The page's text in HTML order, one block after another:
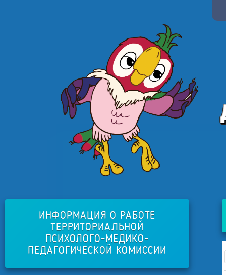
ИНФОРМАЦИЯ О РАБОТЕ
ТЕРРИТОРИАЛЬНОЙ
ПСИХОЛОГО-МЕДИКО-
ПЕДАГОГИЧЕСКОЙ КОМИССИИ